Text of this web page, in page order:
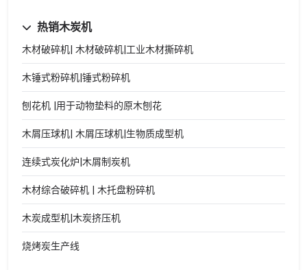
热销木炭机
木材破碎机| 木材破碎机|工业木材撕碎机
木锤式粉碎机|锤式粉碎机
刨花机 |用于动物垫料的原木刨花
木屑压球机| 木屑压球机|生物质成型机
连续式炭化炉|木屑制炭机
木材综合破碎机 | 木托盘粉碎机
木炭成型机|木炭挤压机
烧烤炭生产线